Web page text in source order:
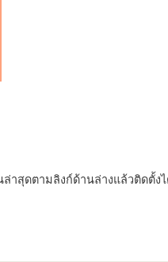
ล่าสุดตามลิงก์ด้านล่างแล้วติดตั้ง